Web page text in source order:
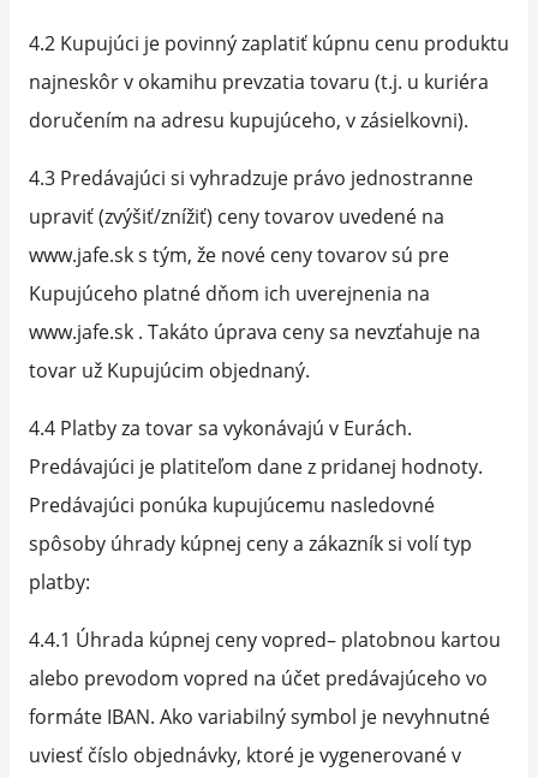
4.2 Kupujúci je povinný zaplatiť kúpnu cenu produktu
najneskôr v okamihu prevzatia tovaru (t.j. u kuriéra
doručením na adresu kupujúceho, v zásielkovni).
4.3 Predávajúci si vyhradzuje právo jednostranne
upraviť (zvýšiť/znížiť) ceny tovarov uvedené na
www.jafe.sk s tým, že nové ceny tovarov sú pre
Kupujúceho platné dňom ich uverejnenia na
www.jafe.sk . Takáto úprava ceny sa nevzťahuje na
tovar už Kupujúcim objednaný.
4.4 Platby za tovar sa vykonávajú v Eurách.
Predávajúci je platiteľom dane z pridanej hodnoty.
Predávajúci ponúka kupujúcemu nasledovné
spôsoby úhrady kúpnej ceny a zákazník si volí typ
platby:
4.4.1 Úhrada kúpnej ceny vopred– platobnou kartou
alebo prevodom vopred na účet predávajúceho vo
formáte IBAN. Ako variabilný symbol je nevyhnutné
uviesť číslo objednávky, ktoré je vygenerované v